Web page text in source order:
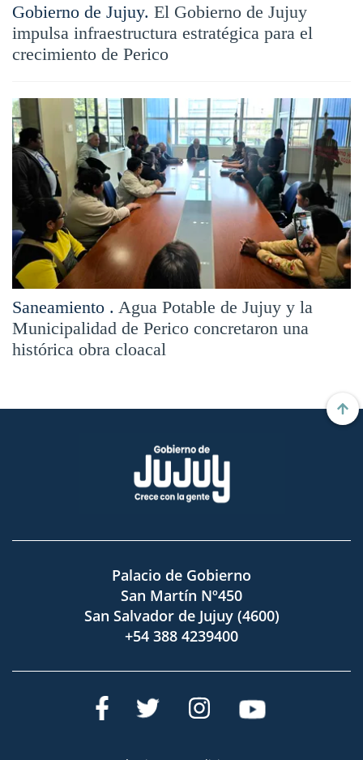
Gobierno de Jujuy. El Gobierno de Jujuy
impulsa infraestructura estratégica para el
crecimiento de Perico
Saneamiento . Agua Potable de Jujuy y la
Municipalidad de Perico concretaron una
histórica obra cloacal
Palacio de Gobierno
San Martín Nº450
San Salvador de Jujuy (4600)
+54 388 4239400